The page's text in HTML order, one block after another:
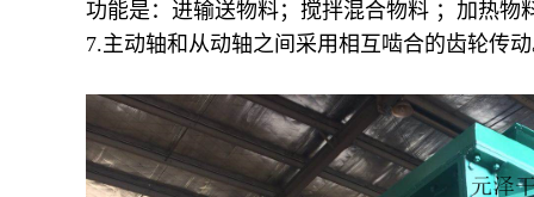
功能是：进输送物料；搅拌混合物料 ；加热物
7.主动轴和从动轴之间采用相互啮合的齿轮传